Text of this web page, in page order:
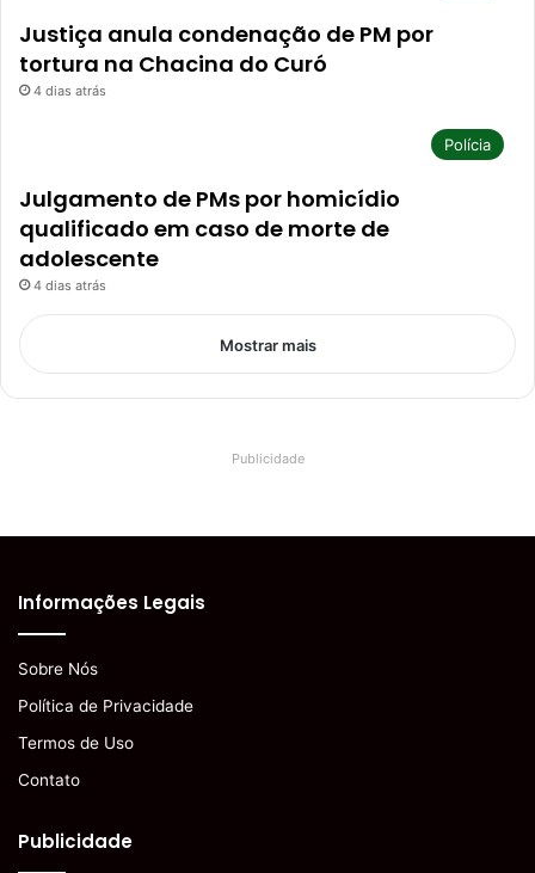
Justiça anula condenação de PM por
tortura na Chacina do Curó
4 dias atrás
Polícia
Julgamento de PMs por homicídio
qualificado em caso de morte de
adolescente
4 dias atrás
Mostrar mais
Publicidade
Informações Legais
Sobre Nós
Política de Privacidade
Termos de Uso
Contato
Publicidade